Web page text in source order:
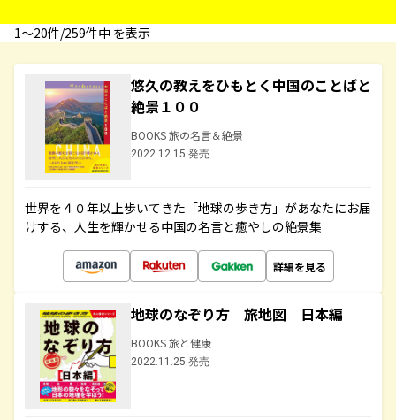
1〜20件/259件中 を表示
悠久の教えをひもとく中国のことばと
絶景１００
BOOKS 旅の名言＆絶景
2022.12.15 発売
世界を４０年以上歩いてきた「地球の歩き方」があなたにお届
けする、人生を輝かせる中国の名言と癒やしの絶景集
詳細を見る
地球のなぞり方 旅地図 日本編
BOOKS 旅と健康
2022.11.25 発売